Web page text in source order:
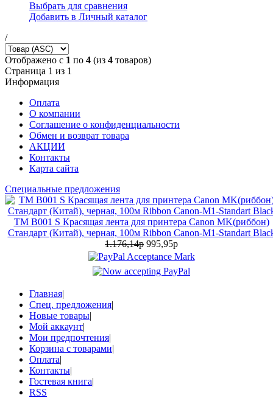
Выбрать для сравнения
Добавить в Личный каталог
/
Отображено с 1 по 4 (из 4 товаров)
Страница 1 из 1
Информация
Оплата
О компании
Соглашение о конфиденциальности
Обмен и возврат товара
АКЦИИ
Контакты
Карта сайта
Специальные предложения
TM B001 S Красящая лента для принтера Canon MK(риббон)
Стандарт (Китай), черная, 100м Ribbon Canon-M1-Standart
1.176,14р 995,95р
Главная|
Спец. предложения|
Новые товары|
Мой аккаунт|
Мои предпочтения|
Корзина с товарами|
Оплата|
Контакты|
Гостевая книга|
RSS